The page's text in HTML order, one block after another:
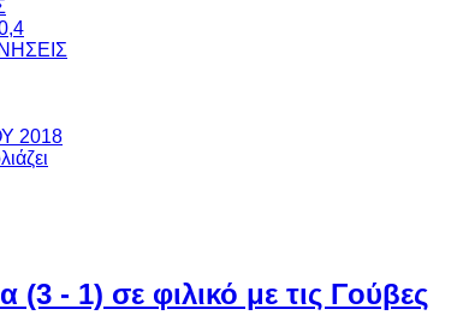
2018
(3 - 1) σε φιλικό με τις Γούβες